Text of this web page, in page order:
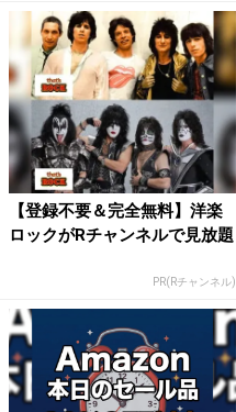
【登録不要＆完全無料】洋楽
ロックがRチャンネルで見放題
PR(Rチャンネル)